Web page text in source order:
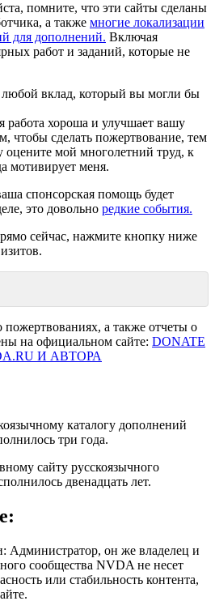
помните, что эти сайты сделаны
а также многие локализации
для дополнений. Включая
работ и заданий, которые не
вклад, который вы могли бы
работа хороша и улучшает вашу
чтобы сделать пожертвование, тем
мой многолетний труд, к
мотивирует меня.
спонсорская помощь будет
это довольно редкие события.
сейчас, нажмите кнопку ниже
а также отчеты о
на официальном сайте: DONATE
И АВТОРА
каталогу дополнений
три года.
сайту русскоязычного
двенадцать лет.
Администратор, он же владелец и
сообщества NVDA не несет
или стабильность контента,